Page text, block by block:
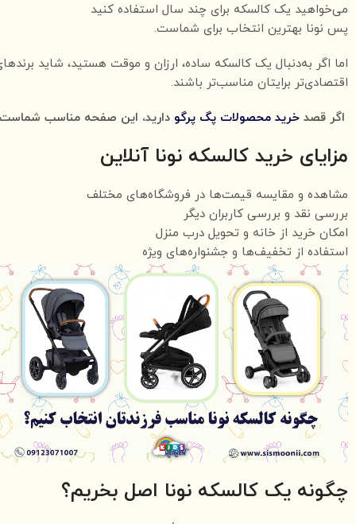
می‌خواهید یک کالسکه برای چند سال استفاده کنید
پس نونا بهترین انتخاب برای شماست.
اما اگر به‌دنبال یک کالسکه ساده، ارزان و موقت هستید، شاید
اقتصادی‌تر برایتان مناسب‌تر باشند.
اگر قصدخرید محصولات پگ پرگو دارید، این صفحه مناسب
مزایای خرید کالسکه نونا آنلاین
مشاهده و مقایسه قیمت‌ها در فروشگاه‌های مختلف
بررسی نقد و بررسی کاربران دیگر
امکان خرید از خانه و تحویل درب منزل
استفاده از تخفیف‌ها و جشنواره‌های ویژه
چگونه یک کالسکه نونا اصل بخریم؟